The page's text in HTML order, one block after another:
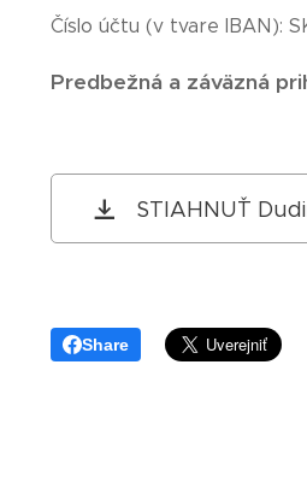
Číslo účtu (v tvare IBAN):
Predbežná a záväzná
STIAHNUŤ
Share